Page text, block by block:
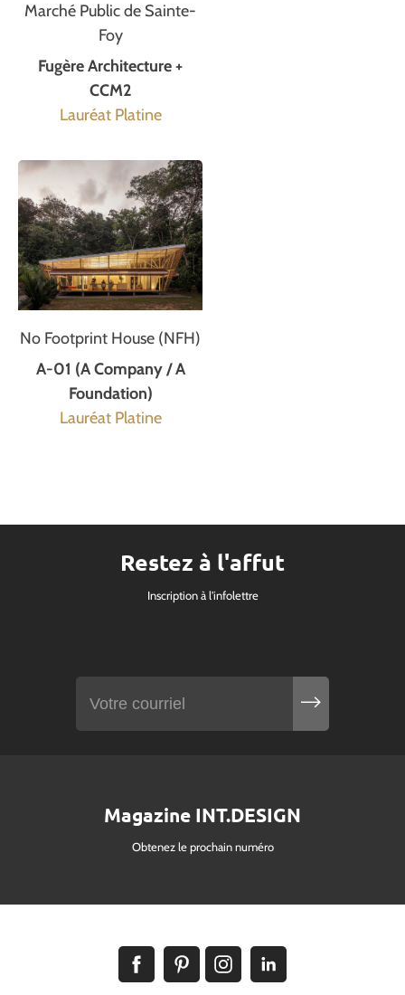
Marché Public de Sainte-
Foy
Fugère Architecture +
CCM2
Lauréat Platine
No Footprint House (NFH)
A-01 (A Company / A
Foundation)
Lauréat Platine
Restez à l'affut
Inscription à l'infolettre
Magazine INT.DESIGN
Obtenez le prochain numéro